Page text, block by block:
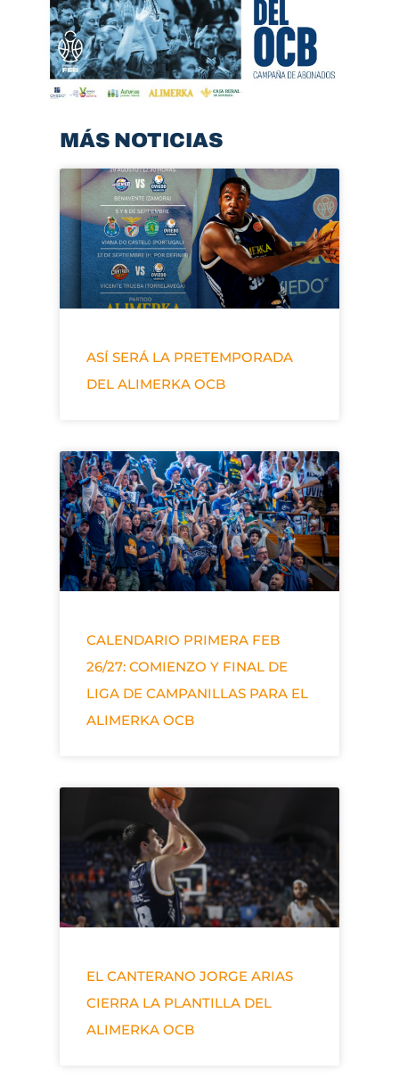
MÁS NOTICIAS
ASÍ SERÁ LA PRETEMPORADA
DEL ALIMERKA OCB
CALENDARIO PRIMERA FEB
26/27: COMIENZO Y FINAL DE
LIGA DE CAMPANILLAS PARA EL
ALIMERKA OCB
EL CANTERANO JORGE ARIAS
CIERRA LA PLANTILLA DEL
ALIMERKA OCB